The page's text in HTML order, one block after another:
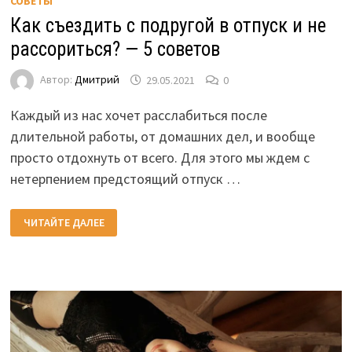
Как съездить с подругой в отпуск и не
рассориться? — 5 советов
Автор: Дмитрий 29.05.2021 0
Каждый из нас хочет расслабиться после
длительной работы, от домашних дел, и вообще
просто отдохнуть от всего. Для этого мы ждем с
нетерпением предстоящий отпуск …
СЪЕЗДИТЬ
С
НЕ
РАССОРИТЬСЯ?
—
5
СОВЕТОВ
ЧИТАЙТЕ ДАЛЕЕ